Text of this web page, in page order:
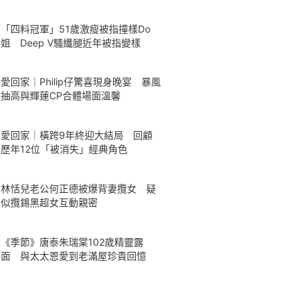
「四料冠軍」51歲激瘦被指撞樣Do
姐 Deep V騷纖腿近年被指變樣
愛回家｜Philip仔驚喜現身晚宴 暴風
抽高與輝蓮CP合體場面溫馨
愛回家｜橫跨9年終迎大結局 回顧
歷年12位「被消失」經典角色
林恬兒老公何正德被爆背妻攬女 疑
似攬錫黑超女互動親密
《季節》唐泰朱瑞棠102歲精靈露
面 與太太恩愛到老滿屋珍貴回憶